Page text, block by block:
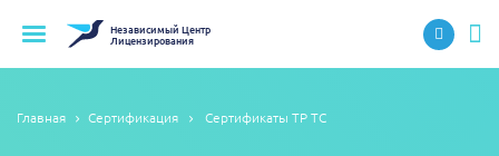
НезависимыйЦентр
Лицензирования
Главная Сертификация Сертификаты ТР ТС